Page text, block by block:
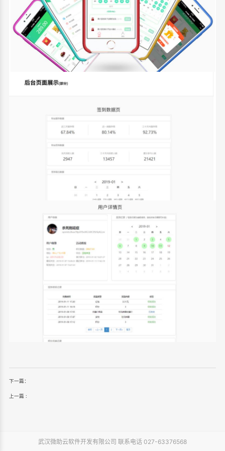
下一篇：
上一篇 :
武汉微助云软件开发有限公司 联系电话 027-63376568